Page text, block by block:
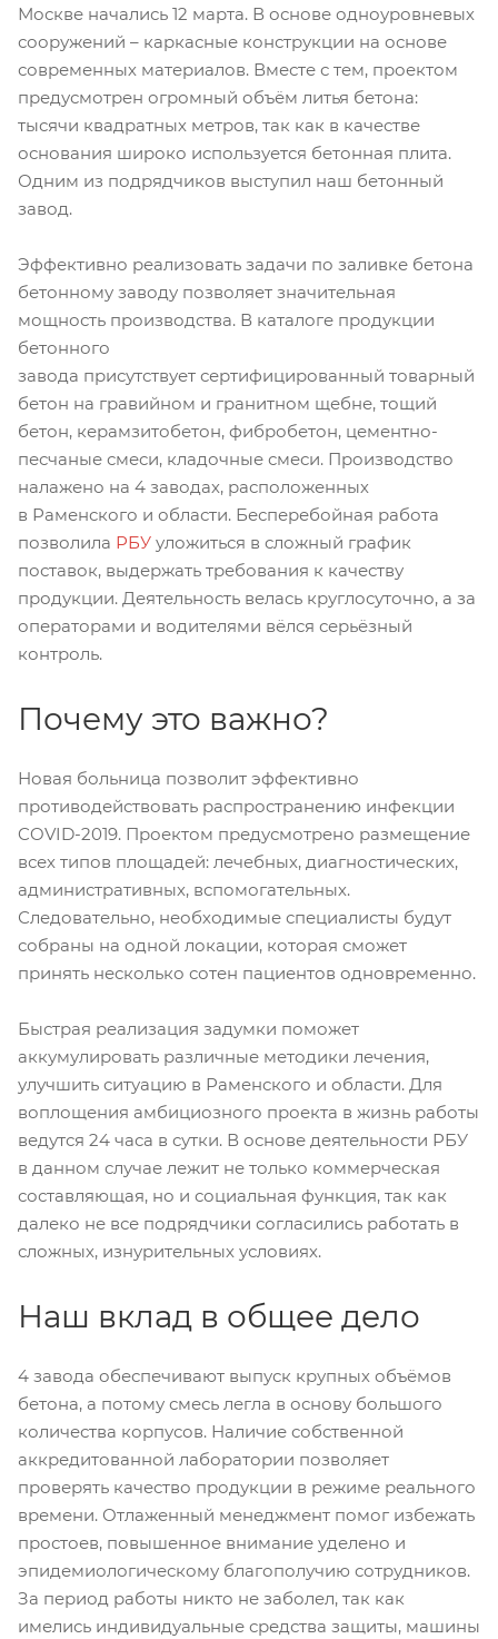
Москве начались 12 марта. В основе одноуровневых
сооружений – каркасные конструкции на основе
современных материалов. Вместе с тем, проектом
предусмотрен огромный объём литья бетона:
тысячи квадратных метров, так как в качестве
основания широко используется бетонная плита.
Одним из подрядчиков выступил наш бетонный
завод.
Эффективно реализовать задачи по заливке бетона
бетонному заводу позволяет значительная
мощность производства. В каталоге продукции
бетонного
завода присутствует сертифицированный товарный
бетон на гравийном и гранитном щебне, тощий
бетон, керамзитобетон, фибробетон, цементно-
песчаные смеси, кладочные смеси. Производство
налажено на 4 заводах, расположенных
в Раменского и области. Бесперебойная работа
позволила РБУ уложиться в сложный график
поставок, выдержать требования к качеству
продукции. Деятельность велась круглосуточно, а за
операторами и водителями вёлся серьёзный
контроль.
Почему это важно?
Новая больница позволит эффективно
противодействовать распространению инфекции
COVID-2019. Проектом предусмотрено размещение
всех типов площадей: лечебных, диагностических,
административных, вспомогательных.
Следовательно, необходимые специалисты будут
собраны на одной локации, которая сможет
принять несколько сотен пациентов одновременно.
Быстрая реализация задумки поможет
аккумулировать различные методики лечения,
улучшить ситуацию в Раменского и области. Для
воплощения амбициозного проекта в жизнь работы
ведутся 24 часа в сутки. В основе деятельности РБУ
в данном случае лежит не только коммерческая
составляющая, но и социальная функция, так как
далеко не все подрядчики согласились работать в
сложных, изнурительных условиях.
Наш вклад в общее дело
4 завода обеспечивают выпуск крупных объёмов
бетона, а потому смесь легла в основу большого
количества корпусов. Наличие собственной
аккредитованной лаборатории позволяет
проверять качество продукции в режиме реального
времени. Отлаженный менеджмент помог избежать
простоев, повышенное внимание уделено и
эпидемиологическому благополучию сотрудников.
За период работы никто не заболел, так как
имелись индивидуальные средства защиты, машины